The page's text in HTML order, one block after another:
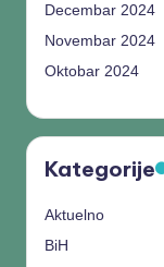
Decembar 2024
Novembar 2024
Oktobar 2024
Kategorije
Aktuelno
BiH